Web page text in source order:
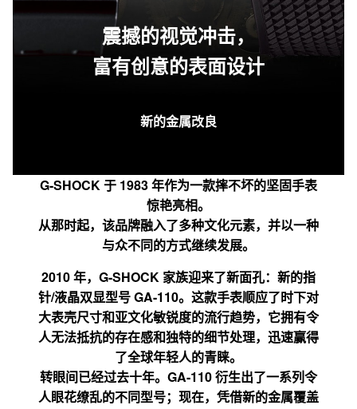
震撼的视觉冲击，
富有创意的表面设计
新的金属改良
G-SHOCK 于 1983 年作为一款摔不坏的坚固手表
惊艳亮相。
从那时起，该品牌融入了多种文化元素，并以一种
与众不同的方式继续发展。
2010 年，G-SHOCK 家族迎来了新面孔：新的指
针/液晶双显型号 GA-110。这款手表顺应了时下对
大表壳尺寸和亚文化敏锐度的流行趋势，它拥有令
人无法抵抗的存在感和独特的细节处理，迅速赢得
了全球年轻人的青睐。
转眼间已经过去十年。GA-110 衍生出了一系列令
人眼花缭乱的不同型号；现在，凭借新的金属覆盖